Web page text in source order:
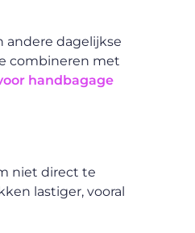
andere dagelijkse
combineren met
handbagage
niet direct te
lastiger, vooral